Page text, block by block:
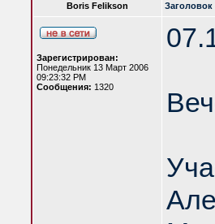
Boris Felikson
Зарегистрирован:
Понедельник 13 Март 2006
09:23:32 PM
Сообщения: 1320